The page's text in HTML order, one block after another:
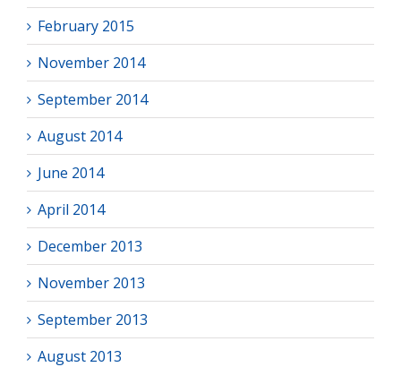
February 2015
November 2014
September 2014
August 2014
June 2014
April 2014
December 2013
November 2013
September 2013
August 2013